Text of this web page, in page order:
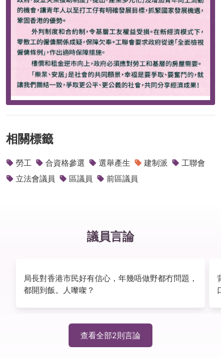
相關標籤
勞工 合資格參選 選舉產生 建制派
工聯會
立法會議員
區議員 前區議員
議員言論
局長對香港市民好有信心，年幾唔做野都冇問題，
都開到飯。人嚟㗎？
查看全部2則言論